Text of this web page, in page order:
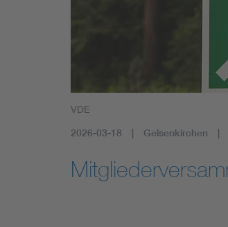
VDE
2026-03-18 Gelsenkirchen